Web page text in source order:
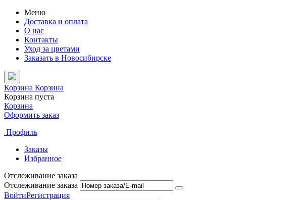
Меню
Доставка и оплата
О нас
Контакты
Уход за цветами
Заказать в Новосибирске
Корзина Корзина
Корзина пуста
Корзина
Оформить заказ
Профиль
Заказы
Избранное
Отслеживание заказа
Отслеживание заказа
ВойтиРегистрация